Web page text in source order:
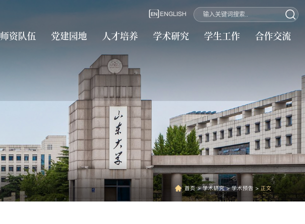
ENGLISH
师资队伍 党建园地 人才培养 学术研究 学生工作 合作交流
首页>学术研究>学术预告 > 正文